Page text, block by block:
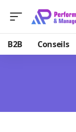
B2B Conseils